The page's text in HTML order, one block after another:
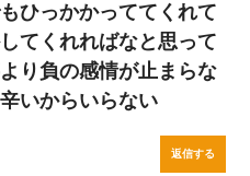
ひっかかっててくれて
てくれればなと思って
り負の感情が止まらな
いからいらない
返信する